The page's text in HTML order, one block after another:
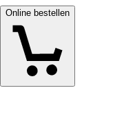
Online bestellen